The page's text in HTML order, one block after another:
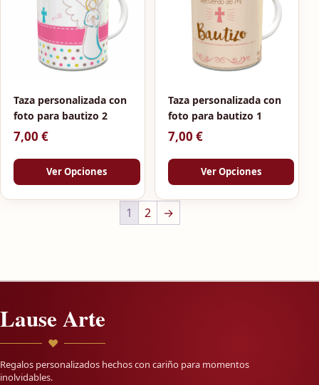
Taza personalizada con
foto para bautizo 2
7,00 €
Ver Opciones
Taza personalizada con
foto para bautizo 1
7,00 €
Ver Opciones
Este producto tiene múltiples
1
2 →
Lause Arte
♥
Regalos personalizados hechos con cariño para momentos
inolvidables.